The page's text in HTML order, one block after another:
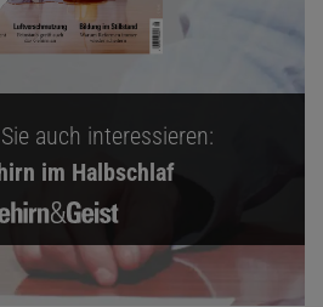
auch interessieren:
im Halbschlaf